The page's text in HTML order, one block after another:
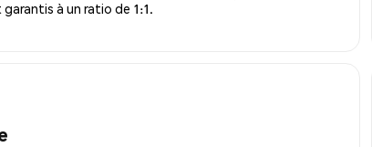
à un ratio de 1:1.